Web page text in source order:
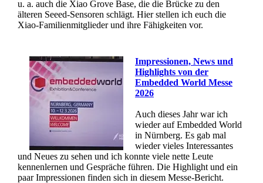
u. a. auch die Xiao Grove Base, die die Brücke zu den
älteren Seeed-Sensoren schlägt. Hier stellen ich euch die
Xiao-Familienmitglieder und ihre Fähigkeiten vor.
Impressionen, News und
Highlights von der
Embedded World Messe
2026
Auch dieses Jahr war ich
wieder auf Embedded World
in Nürnberg. Es gab mal
wieder vieles Interessantes
und Neues zu sehen und ich konnte viele nette Leute
kennenlernen und Gespräche führen. Die Highlight und ein
paar Impressionen finden sich in diesem Messe-Bericht.